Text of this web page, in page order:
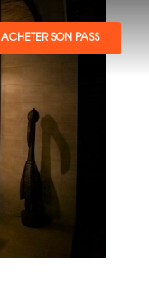
ACHETER SON PASS